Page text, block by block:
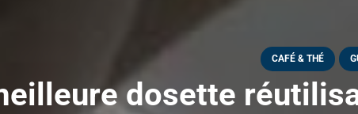
CAFÉ & THÉ
dosette